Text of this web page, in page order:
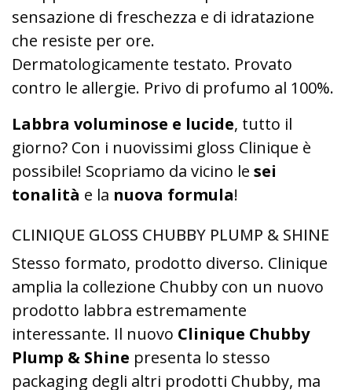
sensazione di freschezza e di idratazione
che resiste per ore.
Dermatologicamente testato. Provato
contro le allergie. Privo di profumo al 100%.
Labbra voluminose e lucide, tutto il
giorno? Con i nuovissimi gloss Clinique è
possibile! Scopriamo da vicino le sei
tonalità e la nuova formula!
CLINIQUE GLOSS CHUBBY PLUMP & SHINE
Stesso formato, prodotto diverso. Clinique
amplia la collezione Chubby con un nuovo
prodotto labbra estremamente
interessante. Il nuovo Clinique Chubby
Plump & Shine presenta lo stesso
packaging degli altri prodotti Chubby, ma